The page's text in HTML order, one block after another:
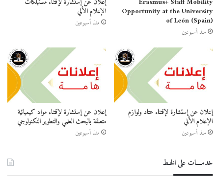
Opportunity at the University
of León (Spain)
منذ أسبوعين
الإعلام الألي
منذ أسبوعين
إعلان عن إستشارة لإقتناء عتاد ولوازم
الإعلام الألي
منذ أسبوعين
إعلان عن إستشارة لإقتناء مواد كيميائية
متعلقة بالبحث العلمي والتطوير التكنولوجي
منذ أسبوعين
خدمــــات على الخـط